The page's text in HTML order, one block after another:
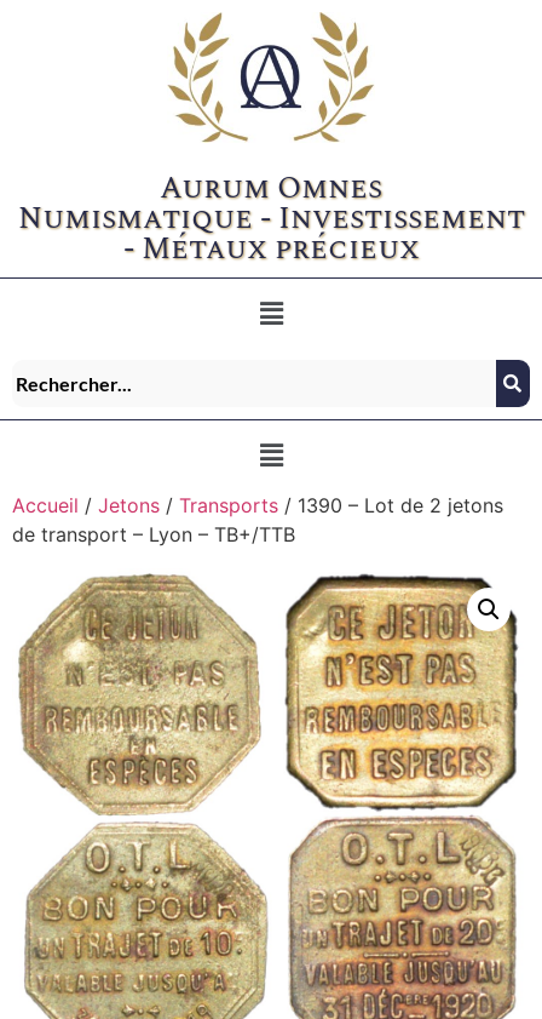
Aurum Omnes
Numismatique - Investissement
- Métaux précieux
Accueil / Jetons / Transports / 1390 – Lot de 2 jetons
de transport – Lyon – TB+/TTB